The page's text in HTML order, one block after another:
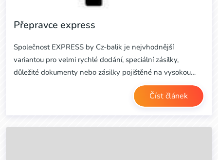
Přepravce express
Společnost EXPRESS by Cz-balik je nejvhodnější
variantou pro velmi rychlé dodání, speciální zásilky,
důležité dokumenty nebo zásilky pojištěné na vysokou…
Číst článek